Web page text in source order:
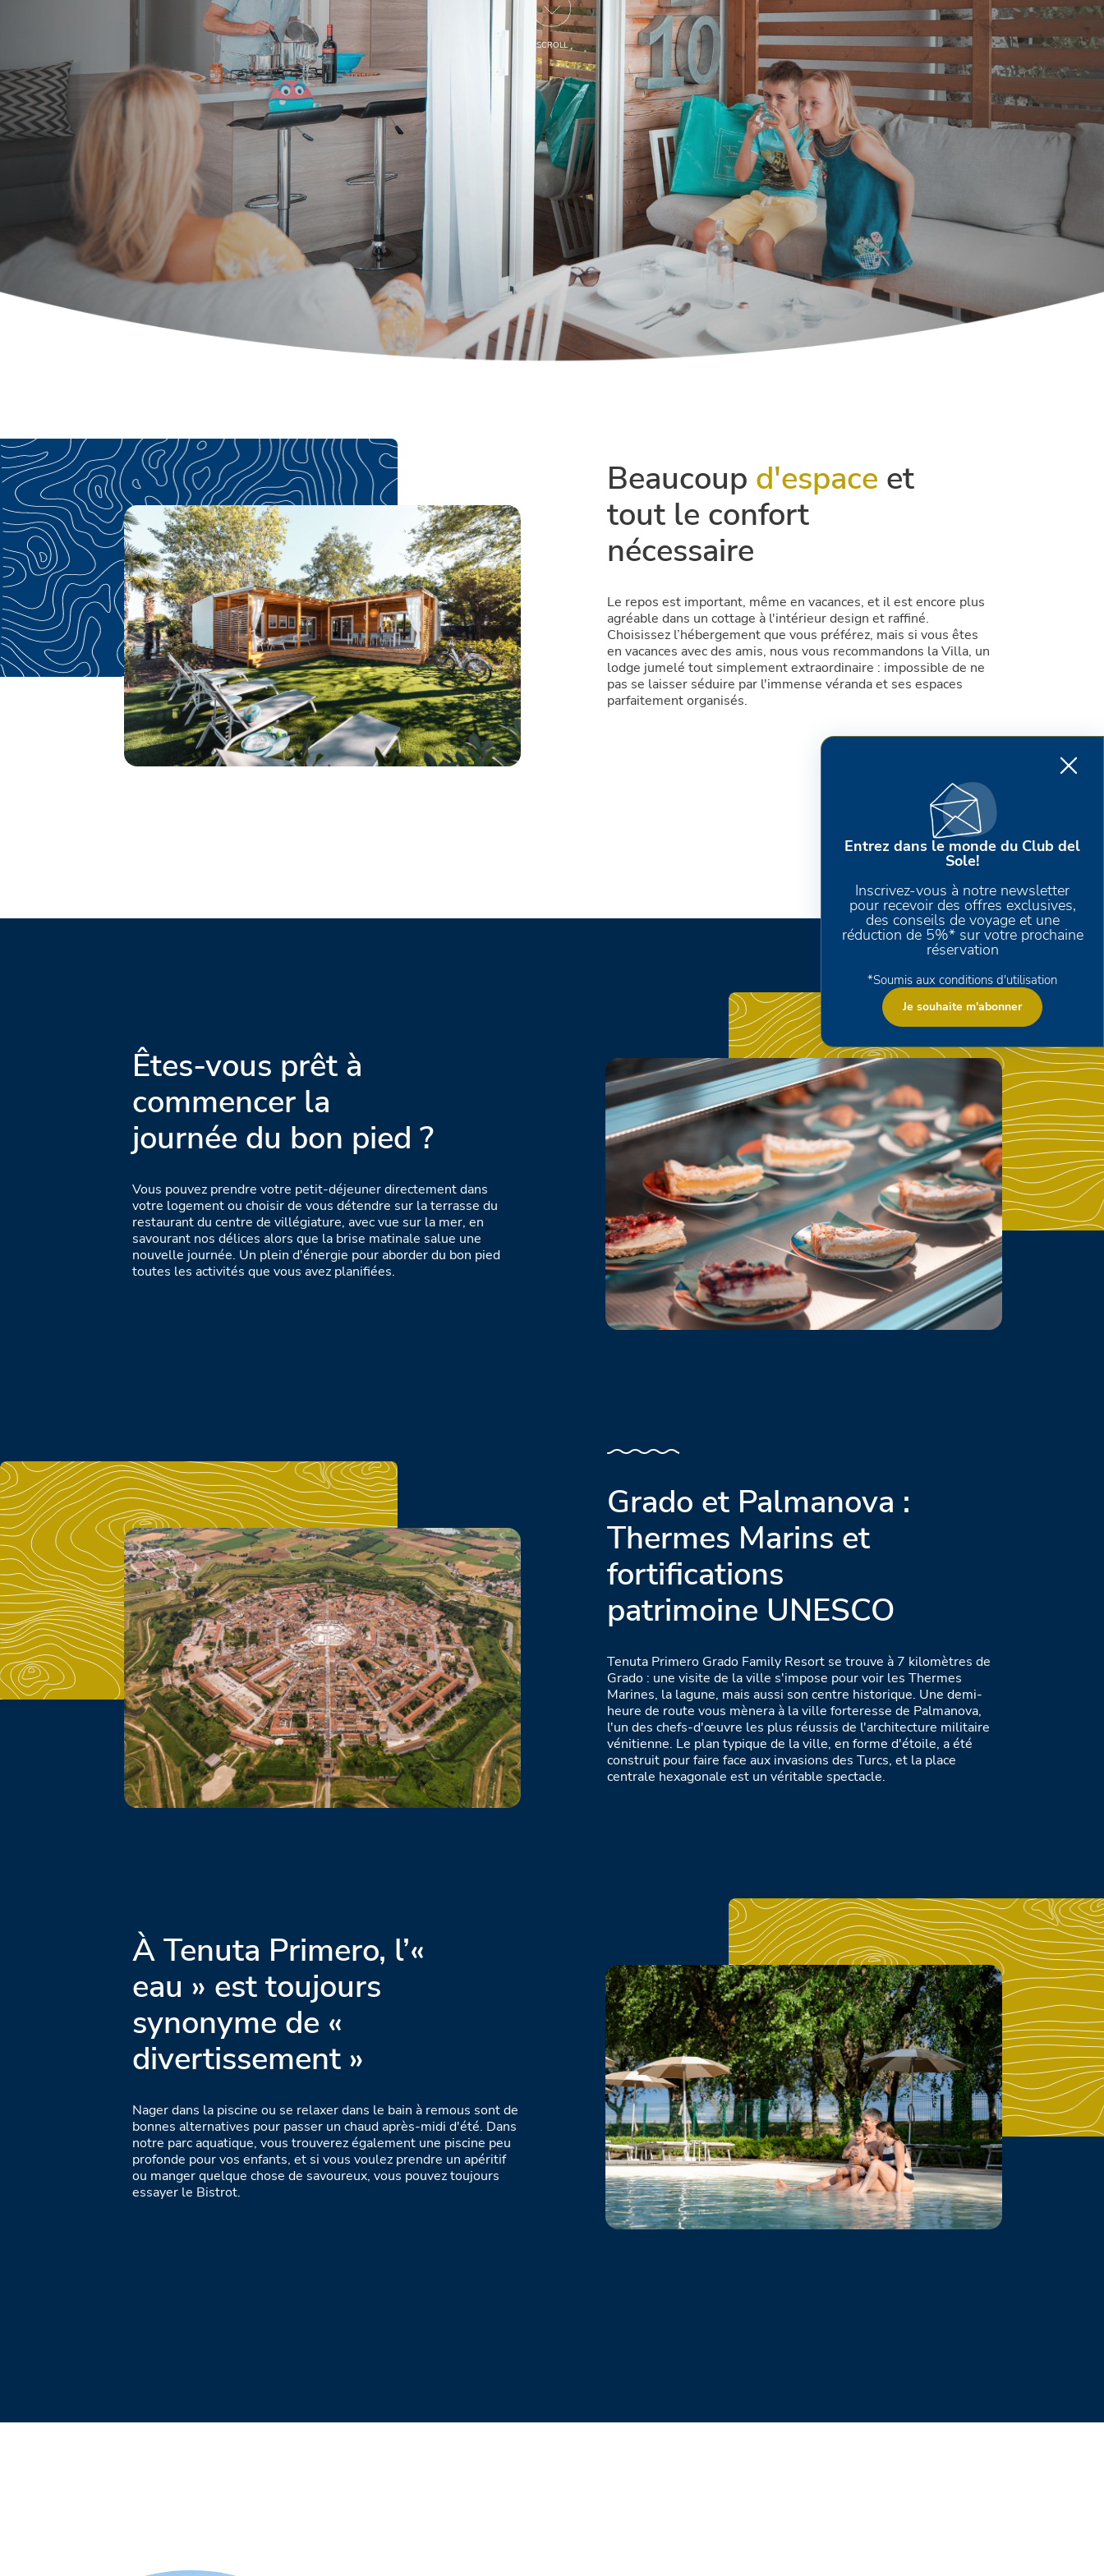
SCROLL
Beaucoup d'espace et
tout le confort
nécessaire
Le repos est important, même en vacances, et il est encore plus
agréable dans un cottage à l'intérieur design et raffiné.
Choisissez l’hébergement que vous préférez, mais si vous êtes
en vacances avec des amis, nous vous recommandons la Villa, un
lodge jumelé tout simplement extraordinaire : impossible de ne
pas se laisser séduire par l'immense véranda et ses espaces
parfaitement organisés.
Êtes-vous prêt à
commencer la
journée du bon pied ?
Vous pouvez prendre votre petit-déjeuner directement dans
votre logement ou choisir de vous détendre sur la terrasse du
restaurant du centre de villégiature, avec vue sur la mer, en
savourant nos délices alors que la brise matinale salue une
nouvelle journée. Un plein d'énergie pour aborder du bon pied
toutes les activités que vous avez planifiées.
Grado et Palmanova :
Thermes Marins et
fortifications
patrimoine UNESCO
Tenuta Primero Grado Family Resort se trouve à 7 kilomètres de
Grado : une visite de la ville s'impose pour voir les Thermes
Marines, la lagune, mais aussi son centre historique. Une demi-
heure de route vous mènera à la ville forteresse de Palmanova,
l'un des chefs-d'œuvre les plus réussis de l'architecture militaire
vénitienne. Le plan typique de la ville, en forme d'étoile, a été
construit pour faire face aux invasions des Turcs, et la place
centrale hexagonale est un véritable spectacle.
À Tenuta Primero, l’«
eau » est toujours
synonyme de «
divertissement »
Nager dans la piscine ou se relaxer dans le bain à remous sont de
bonnes alternatives pour passer un chaud après-midi d'été. Dans
notre parc aquatique, vous trouverez également une piscine peu
profonde pour vos enfants, et si vous voulez prendre un apéritif
ou manger quelque chose de savoureux, vous pouvez toujours
essayer le Bistrot.
Entrez dans le monde du Club del
Sole!
Inscrivez-vous à notre newsletter
pour recevoir des offres exclusives,
des conseils de voyage et une
réduction de 5%* sur votre prochaine
réservation
*Soumis aux conditions d'utilisation
Je souhaite m'abonner